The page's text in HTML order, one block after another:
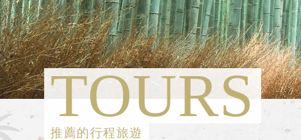
TOURS
推薦的行程旅遊